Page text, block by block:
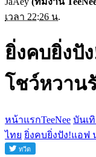
เวลา 22:26 น.
ยิ่งคบยิ่งปั
โชว์หวาน
หน้าแรกTeeNee บันเ
ไทย ยิ่งคบยิ่งปัง!แอฟ